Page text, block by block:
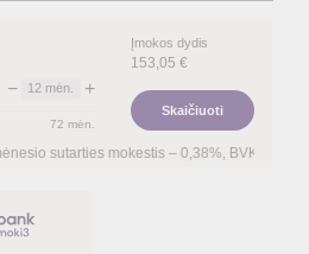
− 12 mėn. +
72 mėn.
Įmokos dydis
153,05 €
Skaičiuoti
mokestis –0,38%, BVKKMN –29,79